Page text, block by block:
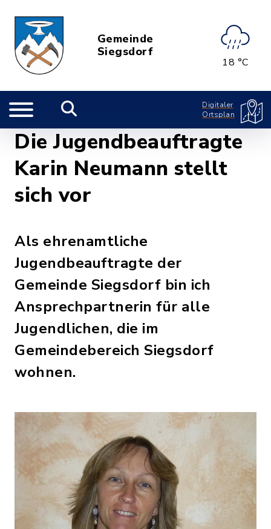
Gemeinde
Siegsdorf
18 °C
Digitaler
Ortsplan
Die Jugendbeauftragte
Karin Neumann stellt
sich vor
Als ehrenamtliche
Jugendbeauftragte der
Gemeinde Siegsdorf bin ich
Ansprechpartnerin für alle
Jugendlichen, die im
Gemeindebereich Siegsdorf
wohnen.